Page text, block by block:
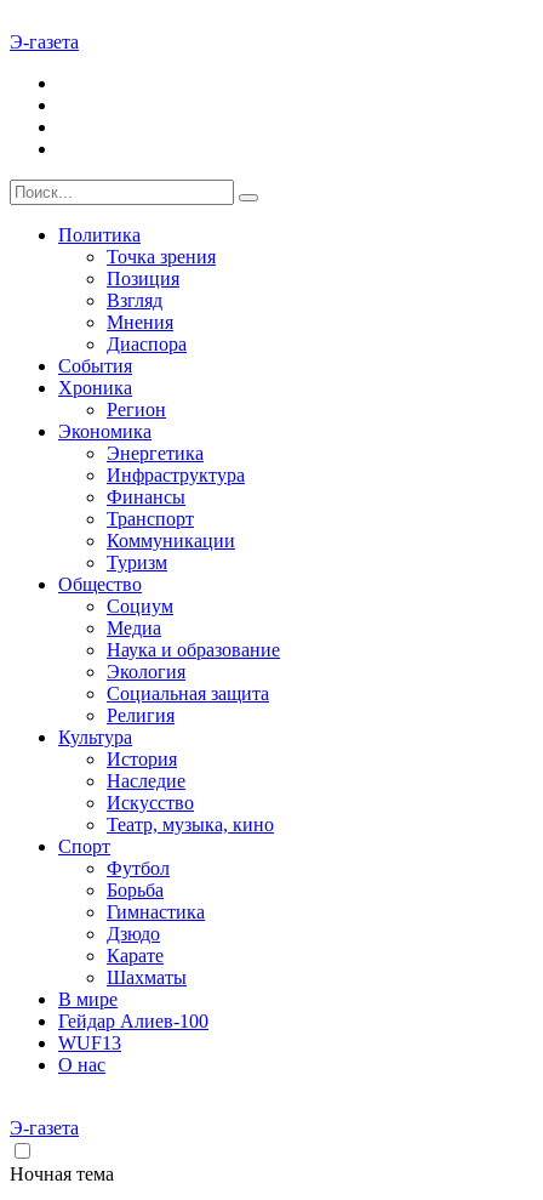
Э-газета
Политика
Точка зрения
Позиция
Взгляд
Мнения
Диаспора
События
Хроника
Регион
Экономика
Энергетика
Инфраструктура
Финансы
Транспорт
Коммуникации
Туризм
Общество
Социум
Медиа
Наука и образование
Экология
Социальная защита
Религия
Культура
История
Наследие
Искусство
Театр, музыка, кино
Спорт
Футбол
Борьба
Гимнастика
Дзюдо
Карате
Шахматы
В мире
Гейдар Алиев-100
WUF13
О нас
Э-газета
Ночная тема